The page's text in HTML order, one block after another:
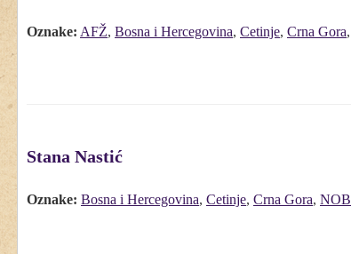
Oznake: AFŽ, Bosna i Hercegovina, Cetinje, Crna Gora,
Stana Nastić
Oznake: Bosna i Hercegovina, Cetinje, Crna Gora, NOB